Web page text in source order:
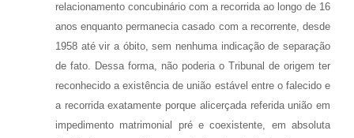
relacionamento concubinário com a recorrida ao longo de 16
anos enquanto permanecia casado com a recorrente, desde
1958 até vir a óbito, sem nenhuma indicação de separação
de fato. Dessa forma, não poderia o Tribunal de origem ter
reconhecido a existência de união estável entre o falecido e
a recorrida exatamente porque alicerçada referida união em
impedimento matrimonial pré e coexistente, em absoluta